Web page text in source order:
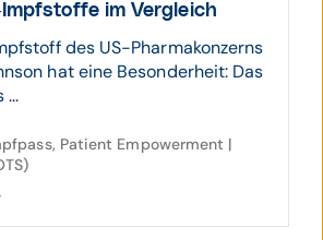
im Ver­gleich
des US-Pharmakonzerns
hat eine Besonderheit: Das
...
Patient Empowerment |